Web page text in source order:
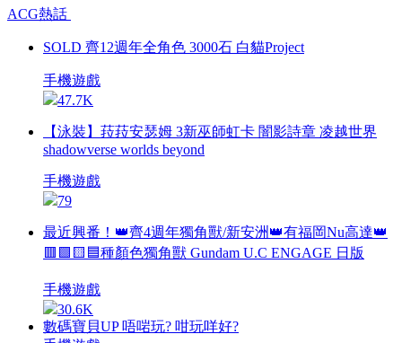
ACG熱話
SOLD 齊12週年全角色 3000石 白貓Project
手機遊戲
47.7K
【泳裝】菈菈安瑟姆 3新巫師虹卡 闇影詩章 凌越世界
shadowverse worlds beyond
手機遊戲
79
最近興番！👑齊4週年獨角獸/新安洲👑有福岡Nu高達👑
🟥🟩🟨🟦種顏色獨角獸 Gundam U.C ENGAGE 日版
手機遊戲
30.6K
數碼寶貝UP 唔啱玩? 咁玩咩好?